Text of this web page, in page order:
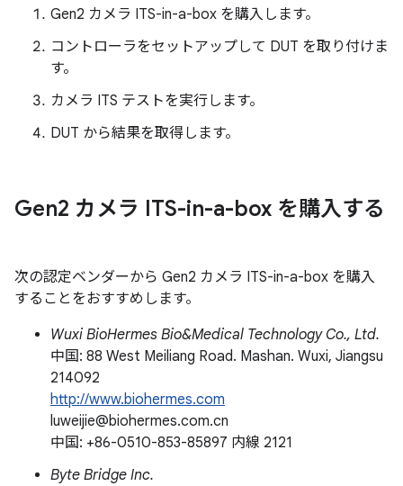
Gen2 カメラ ITS-in-a-box を購入します。
コントローラをセットアップして DUT を取り付けま
す。
カメラ ITS テストを実行します。
DUT から結果を取得します。
Gen2 カメラ ITS-in-a-box を購入する
次の認定ベンダーから Gen2 カメラ ITS-in-a-box を購入
することをおすすめします。
Wuxi BioHermes Bio&Medical Technology Co., Ltd.
中国: 88 West Meiliang Road. Mashan. Wuxi, Jiangsu
214092
http://www.biohermes.com
luweijie@biohermes.com.cn
中国: +86-0510-853-85897 内線 2121
Byte Bridge Inc.